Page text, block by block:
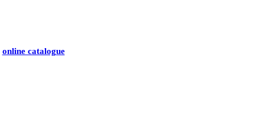
online catalogue